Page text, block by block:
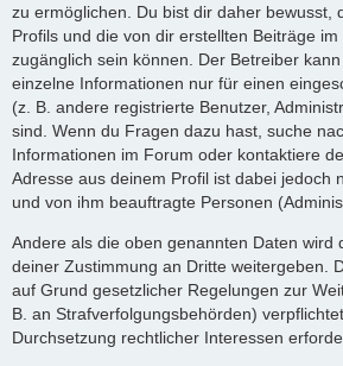
zu ermöglichen. Du bist dir daher bewusst,
Profils und die von dir erstellten Beiträge
zugänglich sein können. Der Betreiber
einzelne Informationen nur für einen
(z. B. andere registrierte Benutzer,
sind. Wenn du Fragen dazu hast, suche
Informationen im Forum oder kontaktiere
Adresse aus deinem Profil ist dabei jedoch
und von ihm beauftragte Personen
Andere als die oben genannten Daten wird
deiner Zustimmung an Dritte weitergeben.
auf Grund gesetzlicher Regelungen zur
B. an Strafverfolgungsbehörden)
Durchsetzung rechtlicher Interessen